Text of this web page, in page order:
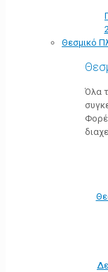
Θεσμικό
Όλα